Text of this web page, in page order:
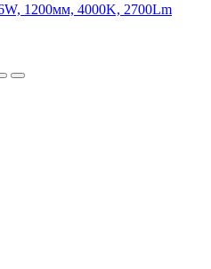
1200мм, 4000K, 2700Lm